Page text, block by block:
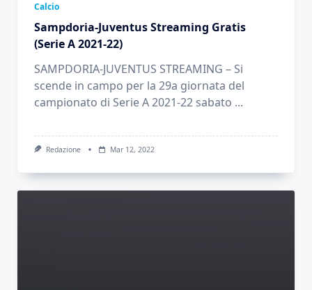
Calcio
Sampdoria-Juventus Streaming Gratis
(Serie A 2021-22)
SAMPDORIA-JUVENTUS STREAMING – Si
scende in campo per la 29a giornata del
campionato di Serie A 2021-22 sabato ...
Redazione Mar 12, 2022